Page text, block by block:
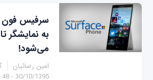
سرفیس فون
به نمایشگر
می‌شود!
امین رضائیان
30/10/1395 - 02:48